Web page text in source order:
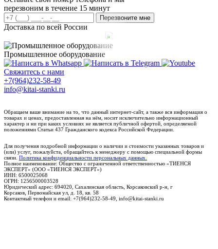
перезвоним в течение 15 минут
Перезвоните мне
Доставка по всей России
Промышленное оборудование
Свяжитесь с нами
+7(964)232-58-49
info@kitai-stanki.ru
Обращаем ваше внимание на то, что данный интернет-сайт, а также вся информация о
товарах и ценах, предоставленная на нём, носит исключительно информационный
характер и ни при каких условиях не является публичной офертой, определяемой
положениями Статьи 437 Гражданского кодекса Российской Федерации.
Для получения подробной информации о наличии и стоимости указанных товаров и
(или) услуг, пожалуйста, обращайтесь к менеджеру с помощью специальной формы
связи. Политика конфиденциальности персональных данных.
Полное наименование: Общество с ограниченной ответственностью «ТИЕНСЯ
ЭКСПЕРТ» (ООО «ТИЕНСЯ ЭКСПЕРТ»)
ИНН: 6500025068
ОГРН: 1256500003528
Юридический адрес: 694020, Сахалинская область, Корсаковский р-н, г
Корсаков, Первомайская ул, д. 18, кв. 58
Контактный телефон и email: +7(964)232-58-49, info@kitai-stanki.ru